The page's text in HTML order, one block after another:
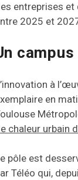
entreprises et
2025 et
à
en
chaleur urbain
pôle est
Téléo qui,